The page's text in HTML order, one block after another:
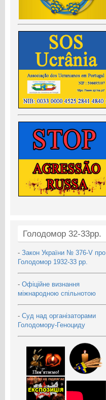
Голодомор 32-33рр.
- Закон України № 376-V про
Голодомор 1932-33 рр.
- Офіційне визнання
міжнародною спільнотою
- Суд над організаторами
Голодомору-Геноциду